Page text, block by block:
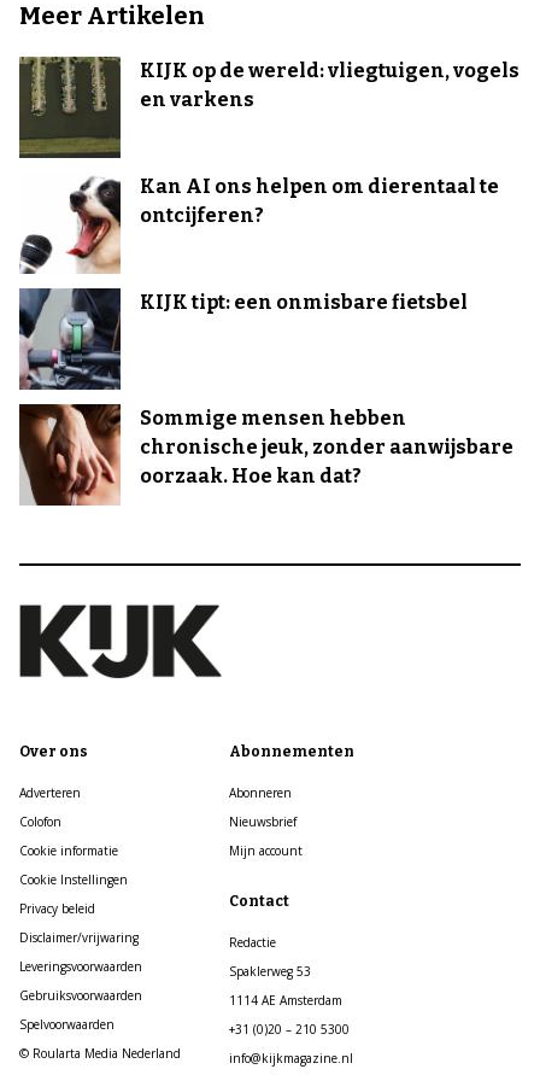
Meer Artikelen
KIJK op de wereld: vliegtuigen, vogels
en varkens
Kan AI ons helpen om dierentaal te
ontcijferen?
KIJK tipt: een onmisbare fietsbel
Sommige mensen hebben
chronische jeuk, zonder aanwijsbare
oorzaak. Hoe kan dat?
Over ons
Adverteren
Colofon
Cookie informatie
Cookie Instellingen
Privacy beleid
Disclaimer/vrijwaring
Leveringsvoorwaarden
Gebruiksvoorwaarden
Spelvoorwaarden
© Roularta Media Nederland
Abonnementen
Abonneren
Nieuwsbrief
Mijn account
Contact
Redactie
Spaklerweg 53
1114 AE Amsterdam
+31 (0)20 – 210 5300
info@kijkmagazine.nl